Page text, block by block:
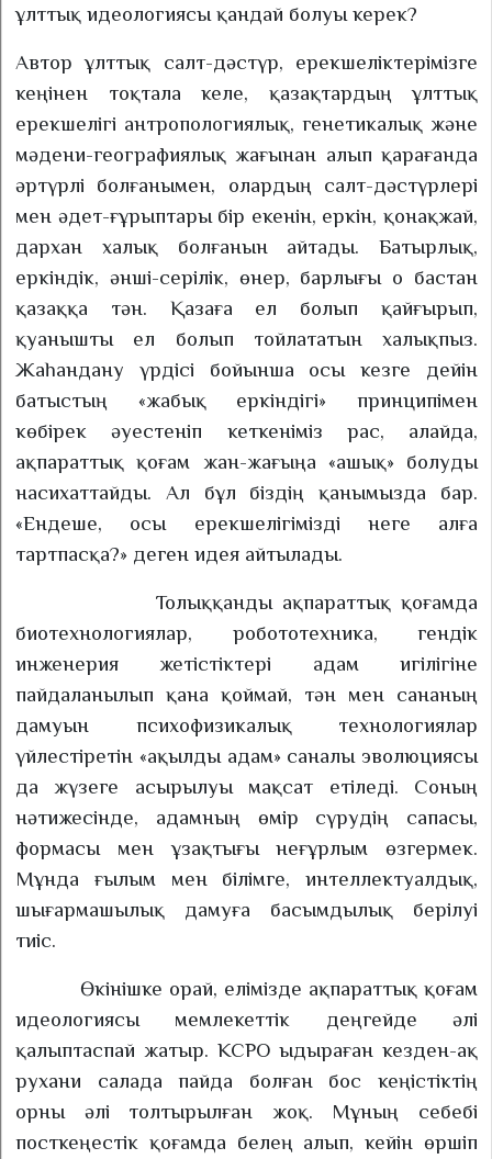
ұлттық идеологиясы қандай болуы керек?
Автор ұлттық салт-дәстүр, ерекшеліктерімізге
кеңінен тоқтала келе, қазақтардың ұлттық
ерекшелігі антропологиялық, генетикалық және
мәдени-географиялық жағынан алып қарағанда
әртүрлі болғанымен, олардың салт-дәстүрлері
мен әдет-ғұрыптары бір екенін, еркін, қонақжай,
дархан халық болғанын айтады. Батырлық,
еркіндік, әнші-серілік, өнер, барлығы о бастан
қазаққа тән. Қазаға ел болып қайғырып,
қуанышты ел болып тойлататын халықпыз.
Жаһандану үрдісі бойынша осы кезге дейін
батыстың «жабық еркіндігі» принципімен
көбірек әуестеніп кеткеніміз рас, алайда,
ақпараттық қоғам жан-жағыңа «ашық» болуды
насихаттайды. Ал бұл біздің қанымызда бар.
«Ендеше, осы ерекшелігімізді неге алға
тартпасқа?» деген идея айтылады.
Толыққанды ақпараттық қоғамда
биотехнологиялар, робототехника, гендік
инженерия жетістіктері адам игілігіне
пайдаланылып қана қоймай, тән мен сананың
дамуын психофизикалық технологиялар
үйлестіретін «ақылды адам» саналы эволюциясы
да жүзеге асырылуы мақсат етіледі. Соның
нәтижесінде, адамның өмір сүрудің сапасы,
формасы мен ұзақтығы неғұрлым өзгермек.
Мұнда ғылым мен білімге, интеллектуалдық,
шығармашылық дамуға басымдылық берілуі
тиіс.
Өкінішке орай, елімізде ақпараттық қоғам
идеологиясы мемлекеттік деңгейде әлі
қалыптаспай жатыр. КСРО ыдыраған кезден-ақ
рухани салада пайда болған бос кеңістіктің
орны әлі толтырылған жоқ. Мұның себебі
посткеңестік қоғамда белең алып, кейін өршіп